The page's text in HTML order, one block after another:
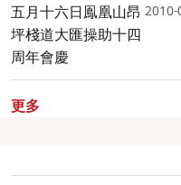
五月十六日鳯凰山昂
坪棧道大匯操助十四
周年會慶
更多